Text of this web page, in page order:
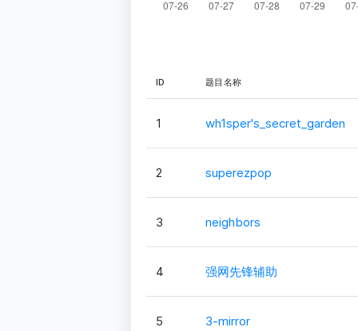
ID 题目名称
1 wh1sper's_secret_garden
2 superezpop
3 neighbors
4 强网先锋辅助
5 3-mirror